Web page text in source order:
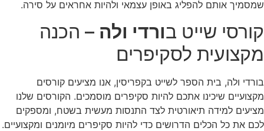
שמסמיך אותם להפליג באופן עצמאי ולהיות אחראים על סירה.
קורסי שייט בורדי ולה – הכנה
מקצועית לסקיפרים
בורדי ולה, בית הספר לשייט בקפריסין, אנו מציעים קורסים
מקצועיים שיכינו אתכם להיות סקיפרים מוסמכים. הקורסים שלנו
מציעים למידה תיאורטית לצד התנסות מעשית בשטח, ומספקים
לכם את כל הכלים הדרושים כדי להיות סקיפרים מיומנים ומקצועיים.